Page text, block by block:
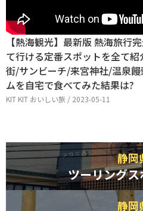
【熱海観光】最新版 熱海旅行
て行ける定番スポットを全て
街/サンビーチ/来宮神社/温泉
ムを自宅で食べてみた結果は?
KIT KIT おいしい旅 / 2023-05-11
静岡
ツーリング
静岡